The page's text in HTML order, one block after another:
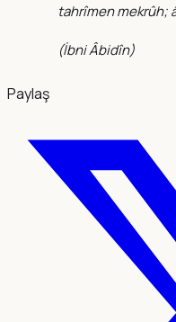
tahrîmen mekrûh;
(İbni Âbidîn)
Paylaş